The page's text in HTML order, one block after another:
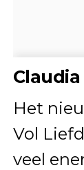
Het
Vol
veel